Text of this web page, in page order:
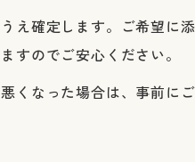
え確定します。ご希望に
すのでご安心ください。
くなった場合は、事前に